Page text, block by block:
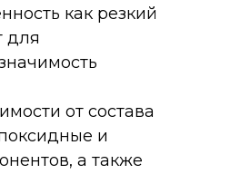
как резкий
для
от состава
и
а также